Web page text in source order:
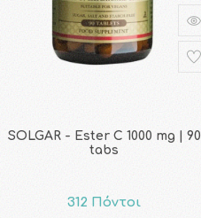
SOLGAR - Ester C 1000 mg | 90
tabs
312 Πόντοι